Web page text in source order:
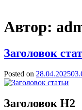
Автор:
Заголовок
Posted on 28.04.2025
Заголовок Н2